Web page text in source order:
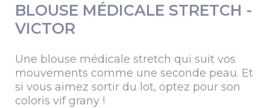
BLOUSE MÉDICALE STRETCH -
VICTOR
Une blouse médicale stretch qui suit vos
mouvements comme une seconde peau. Et
si vous aimez sortir du lot, optez pour son
coloris vif grany !